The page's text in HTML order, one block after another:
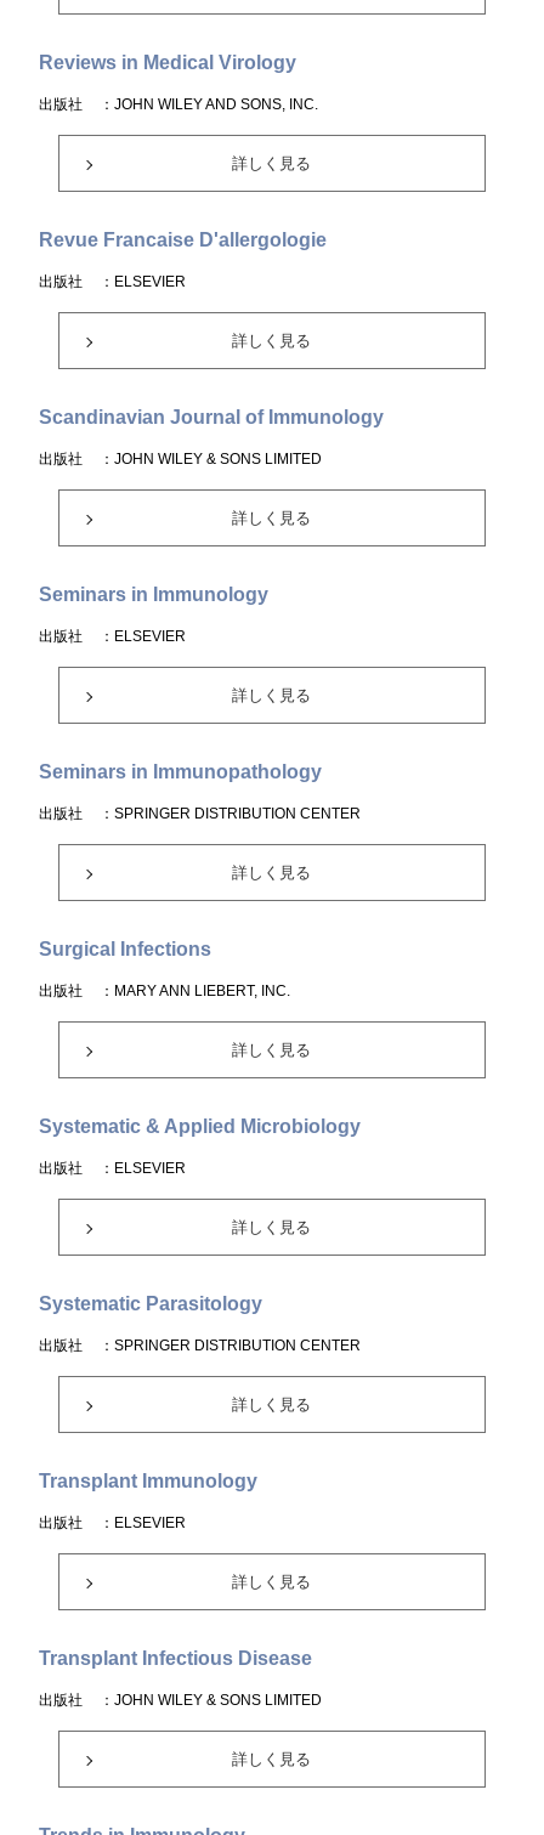
Reviews in Medical Virology
出版社 ：JOHN WILEY AND SONS, INC.
詳しく見る
Revue Francaise D'allergologie
出版社 ：ELSEVIER
詳しく見る
Scandinavian Journal of Immunology
出版社 ：JOHN WILEY & SONS LIMITED
詳しく見る
Seminars in Immunology
出版社 ：ELSEVIER
詳しく見る
Seminars in Immunopathology
出版社 ：SPRINGER DISTRIBUTION CENTER
詳しく見る
Surgical Infections
出版社 ：MARY ANN LIEBERT, INC.
詳しく見る
Systematic & Applied Microbiology
出版社 ：ELSEVIER
詳しく見る
Systematic Parasitology
出版社 ：SPRINGER DISTRIBUTION CENTER
詳しく見る
Transplant Immunology
出版社 ：ELSEVIER
詳しく見る
Transplant Infectious Disease
出版社 ：JOHN WILEY & SONS LIMITED
詳しく見る